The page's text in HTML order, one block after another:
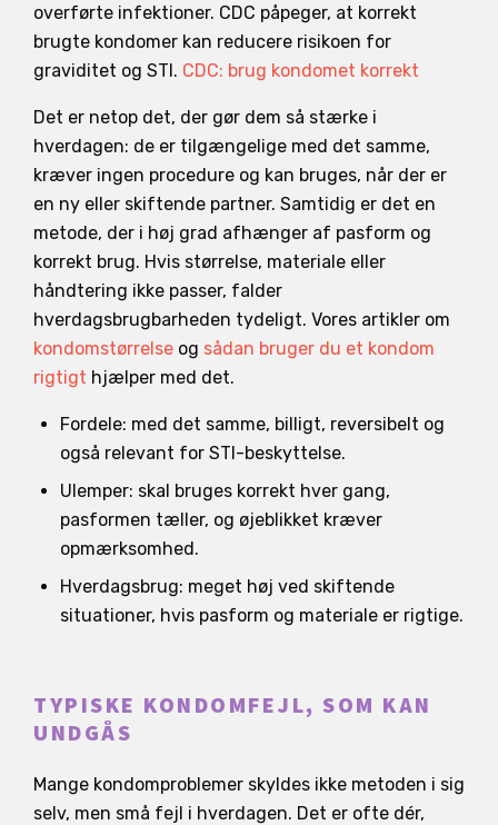
overførte infektioner. CDC påpeger, at korrekt
brugte kondomer kan reducere risikoen for
graviditet og STI. CDC: brug kondomet korrekt
Det er netop det, der gør dem så stærke i
hverdagen: de er tilgængelige med det samme,
kræver ingen procedure og kan bruges, når der er
en ny eller skiftende partner. Samtidig er det en
metode, der i høj grad afhænger af pasform og
korrekt brug. Hvis størrelse, materiale eller
håndtering ikke passer, falder
hverdagsbrugbarheden tydeligt. Vores artikler om
kondomstørrelse og sådan bruger du et kondom
rigtigt hjælper med det.
Fordele: med det samme, billigt, reversibelt og
også relevant for STI-beskyttelse.
Ulemper: skal bruges korrekt hver gang,
pasformen tæller, og øjeblikket kræver
opmærksomhed.
Hverdagsbrug: meget høj ved skiftende
situationer, hvis pasform og materiale er rigtige.
TYPISKE KONDOMFEJL, SOM KAN
UNDGÅS
Mange kondomproblemer skyldes ikke metoden i sig
selv, men små fejl i hverdagen. Det er ofte dér,